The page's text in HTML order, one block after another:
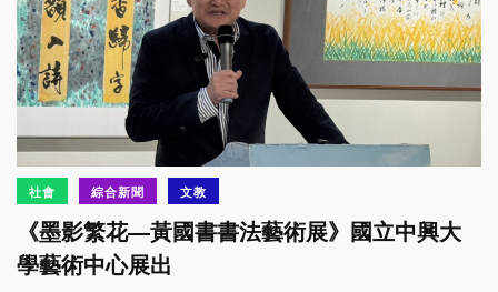
社會 綜合新聞 文教
《墨影繁花—黃國書書法藝術展》國立中興大
學藝術中心展出